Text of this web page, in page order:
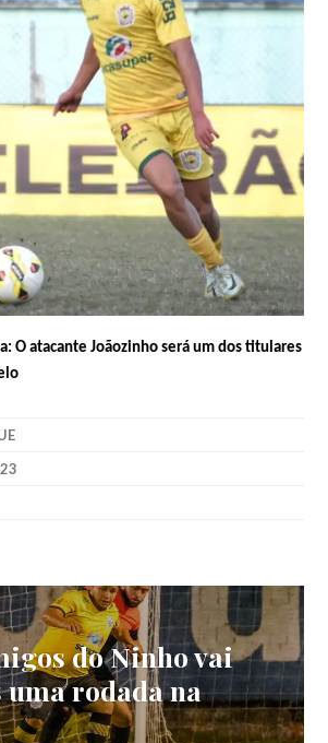
O atacante Joãozinho será um dos titulares
do Ninho vai
rodada na